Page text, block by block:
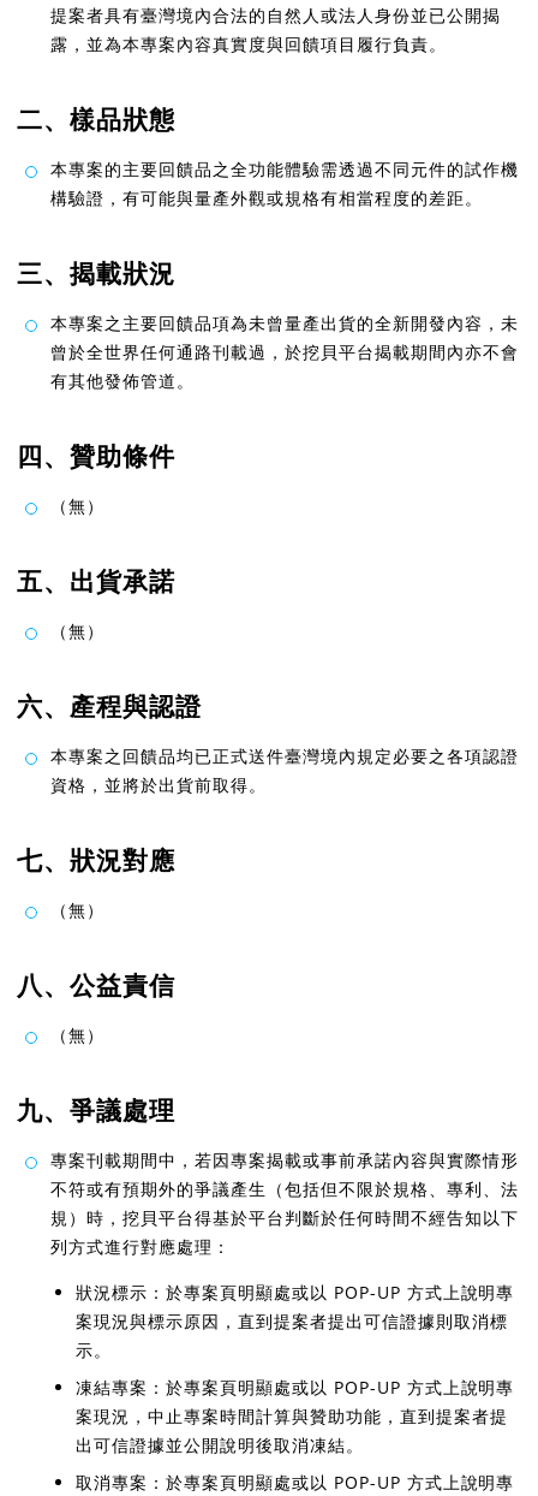
提案者具有臺灣境內合法的自然人或法人身份並已公開揭
露，並為本專案內容真實度與回饋項目履行負責。
二、樣品狀態
本專案的主要回饋品之全功能體驗需透過不同元件的試作機
構驗證，有可能與量產外觀或規格有相當程度的差距。
三、揭載狀況
本專案之主要回饋品項為未曾量產出貨的全新開發內容，未
曾於全世界任何通路刊載過，於挖貝平台揭載期間內亦不會
有其他發佈管道。
四、贊助條件
（無）
五、出貨承諾
（無）
六、產程與認證
本專案之回饋品均已正式送件臺灣境內規定必要之各項認證
資格，並將於出貨前取得。
七、狀況對應
（無）
八、公益責信
（無）
九、爭議處理
專案刊載期間中，若因專案揭載或事前承諾內容與實際情形
不符或有預期外的爭議產生（包括但不限於規格、專利、法
規）時，挖貝平台得基於平台判斷於任何時間不經告知以下
列方式進行對應處理：
狀況標示：於專案頁明顯處或以 POP-UP 方式上說明專
案現況與標示原因，直到提案者提出可信證據則取消標
示。
凍結專案：於專案頁明顯處或以 POP-UP 方式上說明專
案現況，中止專案時間計算與贊助功能，直到提案者提
出可信證據並公開說明後取消凍結。
取消專案：於專案頁明顯處或以 POP-UP 方式上說明專